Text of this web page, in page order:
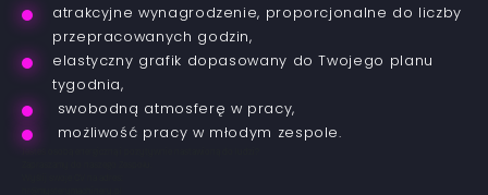
atrakcyjne wynagrodzenie, proporcjonalne do liczby
przepracowanych godzin,
elastyczny grafik dopasowany do Twojego planu
tygodnia,
swobodną atmosferę w pracy,
możliwość pracy w młodym zespole.